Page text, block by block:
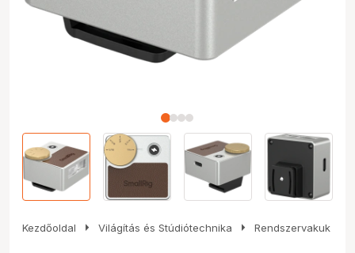
Kezdőoldal arrow_right Világítás és Stúdiótechnika arrow_right Rendszervakuk